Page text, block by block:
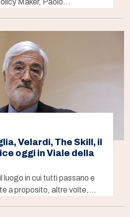
Maker, Paolo…
Velardi, The Skill, il
oggi in Viale della
luogo in cui tutti passano e
a proposito, altre volte,…